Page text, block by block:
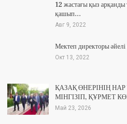
12 жастағы қыз арқанды
қашып…
Авг 9, 2022
Мектеп директоры
Окт 13, 2022
ҚАЗАҚ ӨНЕРІНІҢ
МІНГІЗІП, ҚҰРМЕТ
Май 23, 2026